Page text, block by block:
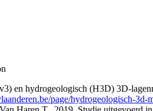
en hydrogeologisch (H3D) 3D-
page/hydrogeologisch-3d-